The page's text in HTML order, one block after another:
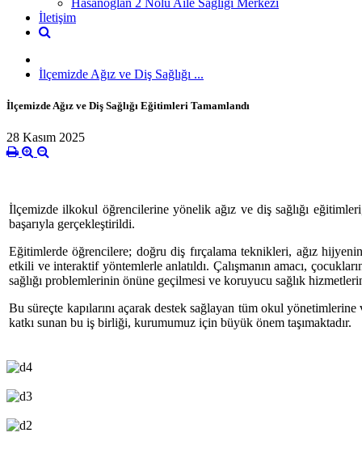
İletişim
İlçemizde Ağız ve Diş Sağlığı ...
İlçemizde Ağız ve Diş Sağlığı Eğitimleri Tamamlandı
28 Kasım 2025
İlçemizde ilkokul öğrencilerine yönelik ağız ve diş sağlığı
başarıyla gerçekleştirildi.
Eğitimlerde öğrencilere; doğru diş fırçalama teknikleri, ağız
etkili ve interaktif yöntemlerle anlatıldı. Çalışmanın amacı,
sağlığı problemlerinin önüne geçilmesi ve koruyucu sağlık
Bu süreçte kapılarını açarak destek sağlayan tüm okul
katkı sunan bu iş birliği, kurumumuz için büyük önem taşımaktadır.